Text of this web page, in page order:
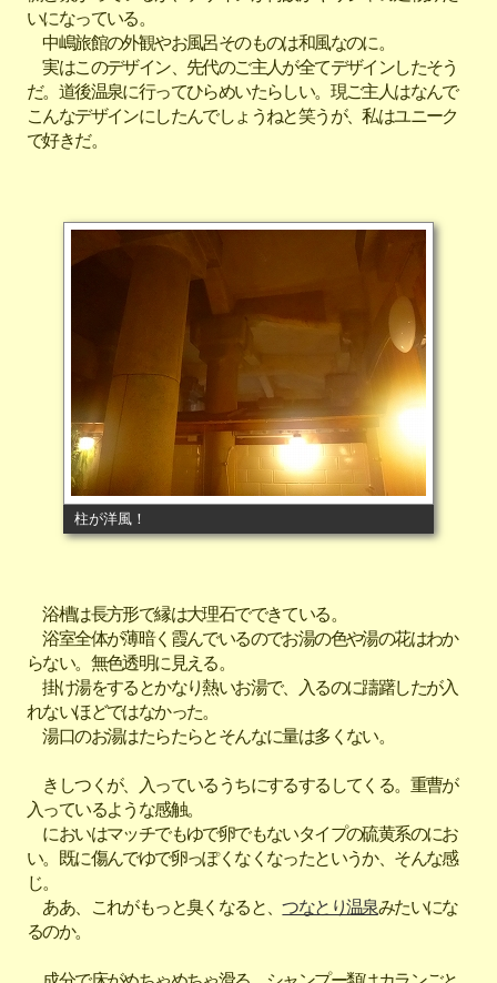
いになっている。
中嶋旅館の外観やお風呂そのものは和風なのに。
実はこのデザイン、先代のご主人が全てデザインしたそう
だ。道後温泉に行ってひらめいたらしい。現ご主人はなんで
こんなデザインにしたんでしょうねと笑うが、私はユニーク
で好きだ。
柱が洋風！
浴槽は長方形で縁は大理石でできている。
浴室全体が薄暗く霞んでいるのでお湯の色や湯の花はわか
らない。無色透明に見える。
掛け湯をするとかなり熱いお湯で、入るのに躊躇したが入
れないほどではなかった。
湯口のお湯はたらたらとそんなに量は多くない。
きしつくが、入っているうちにするするしてくる。重曹が
入っているような感触。
においはマッチでもゆで卵でもないタイプの硫黄系のにお
い。既に傷んでゆで卵っぽくなくなったというか、そんな感
じ。
ああ、これがもっと臭くなると、つなとり温泉みたいにな
るのか。